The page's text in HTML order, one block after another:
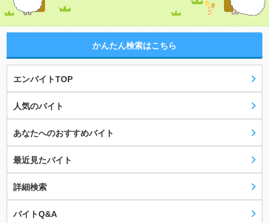
かんたん検索はこちら
エンバイトTOP
人気のバイト
あなたへのおすすめバイト
最近見たバイト
詳細検索
バイトQ&A